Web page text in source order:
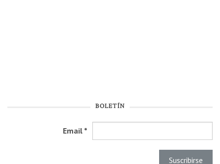
BOLETÍN
Email *